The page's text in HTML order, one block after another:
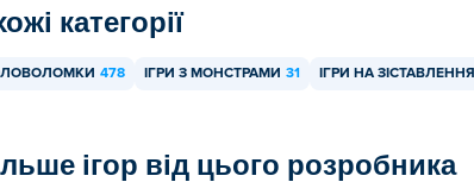
категорії
478 ІГРИ З МОНСТРАМИ 31 ІГРИ НА ЗІСТАВЛЕННЯ
ігор від цього розробника